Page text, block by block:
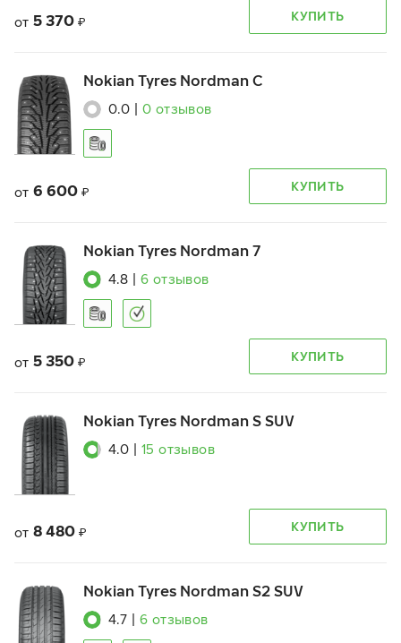
от 5 370 ₽ КУПИТЬ
Nokian Tyres Nordman C
0.0 0 отзывов
от 6 600 ₽ КУПИТЬ
Nokian Tyres Nordman 7
4.8 6 отзывов
от 5 350 ₽ КУПИТЬ
Nokian Tyres Nordman S SUV
4.0 15 отзывов
от 8 480 ₽ КУПИТЬ
Nokian Tyres Nordman S2 SUV
4.7 6 отзывов